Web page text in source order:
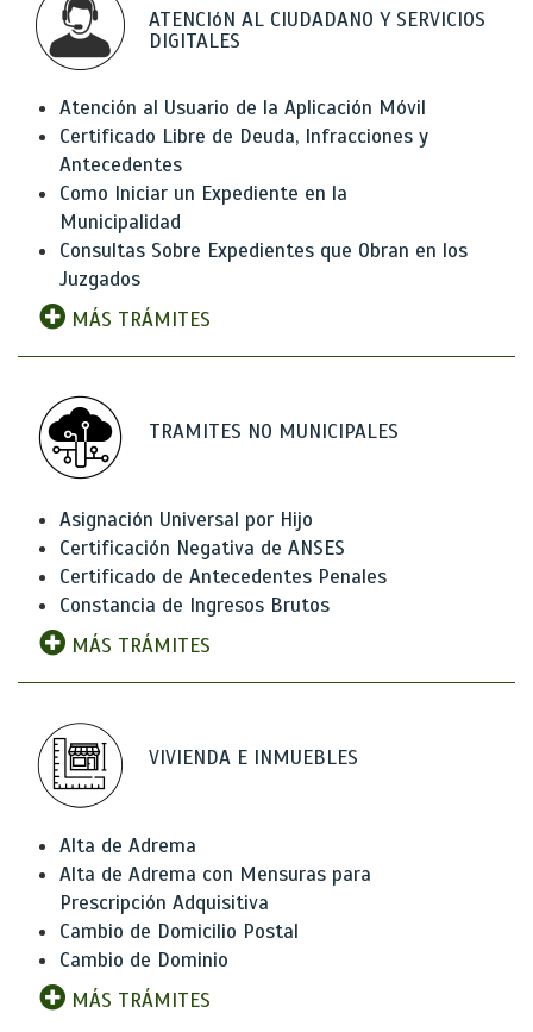
ATENCIóN AL CIUDADANO Y SERVICIOS
DIGITALES
Atención al Usuario de la Aplicación Móvil
Certificado Libre de Deuda, Infracciones y
Antecedentes
Como Iniciar un Expediente en la
Municipalidad
Consultas Sobre Expedientes que Obran en los
Juzgados
MÁS TRÁMITES
TRAMITES NO MUNICIPALES
Asignación Universal por Hijo
Certificación Negativa de ANSES
Certificado de Antecedentes Penales
Constancia de Ingresos Brutos
MÁS TRÁMITES
VIVIENDA E INMUEBLES
Alta de Adrema
Alta de Adrema con Mensuras para
Prescripción Adquisitiva
Cambio de Domicilio Postal
Cambio de Dominio
MÁS TRÁMITES